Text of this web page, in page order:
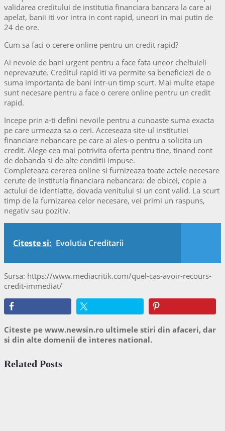
validarea creditului de institutia financiara bancara la care ai
apelat, banii iti vor intra in cont rapid, uneori in mai putin de
24 de ore.
Cum sa faci o cerere online pentru un credit rapid?
Ai nevoie de bani urgent pentru a face fata uneor cheltuieli
neprevazute. Creditul rapid iti va permite sa beneficiezi de o
suma importanta de bani intr-un timp scurt. Mai multe etape
sunt necesare pentru a face o cerere online pentru un credit
rapid.
Incepe prin a-ti defini nevoile pentru a cunoaste suma exacta
pe care urmeaza sa o ceri. Acceseaza site-ul institutiei
financiare nebancare pe care ai ales-o pentru a solicita un
credit. Alege cea mai potrivita oferta pentru tine, tinand cont
de dobanda si de alte conditii impuse.
Completeaza cererea online si furnizeaza toate actele necesare
cerute de institutia financiara nebancara: de obicei, copie a
actului de identiatte, dovada venitului si un cont valid. La scurt
timp de la furnizarea celor necesare, vei primi un raspuns,
negativ sau pozitiv.
Citeste si: Evolutia Creditarii
Sursa: https://www.mediacritik.com/quel-cas-avoir-recours-
credit-immediat/
Citeste pe www.newsin.ro ultimele stiri din afaceri, dar
si din alte domenii de interes national.
Related Posts